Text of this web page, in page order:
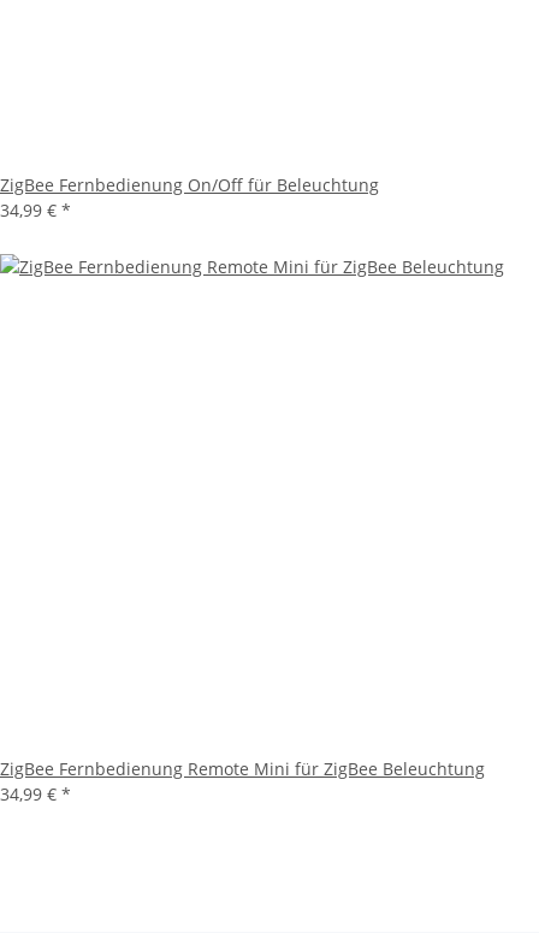
ZigBee Fernbedienung On/Off für Beleuchtung
34,99 € *
ZigBee Fernbedienung Remote Mini für ZigBee Beleuchtung
34,99 € *